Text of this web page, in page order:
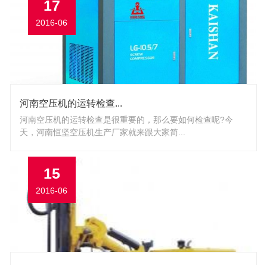
17
2016-06
河南空压机的运转检查...
河南空压机的运转检查是很重要的，那么要如何检查呢?今
天，河南恒坚空压机生产厂家就来跟大家简...
15
2016-06